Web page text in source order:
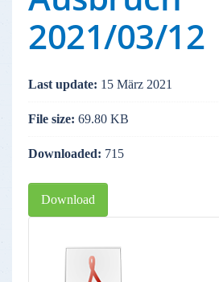
2021/03/12
Last update: 15 März 2021
File size: 69.80 KB
Downloaded: 715
Download